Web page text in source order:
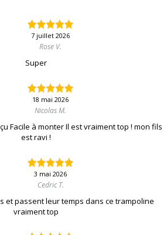
7 juillet 2026
Rose V.
Super
18 mai 2026
Nicolas M.
Facile à monter Il est vraiment top ! mon fils
est ravi !
3 mai 2026
Cedric T.
et passent leur temps dans ce trampoline
vraiment top